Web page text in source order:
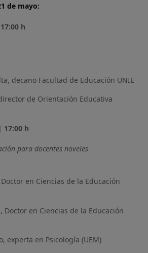
de mayo:
h
decano Facultad de Educación UNIE
de Orientación Educativa
17:00 h
para docentes noveles
en Ciencias de la Educación
Doctor en Ciencias de la Educación
experta en Psicología (UEM)